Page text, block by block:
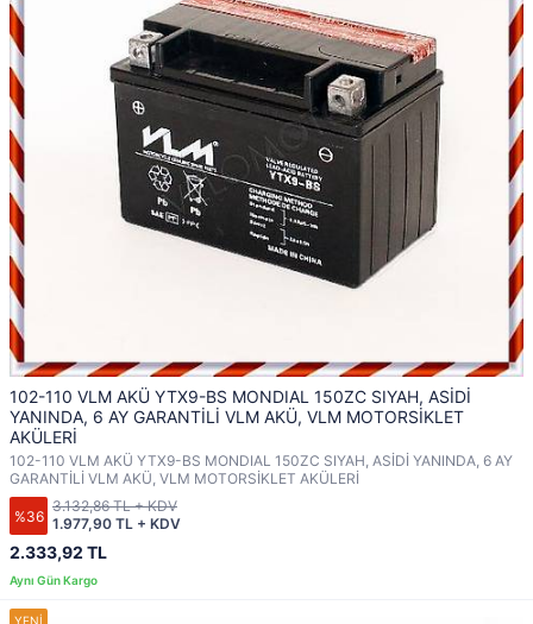
102-110 VLM AKÜ YTX9-BS MONDIAL 150ZC SIYAH, ASİDİ
YANINDA, 6 AY GARANTİLİ VLM AKÜ, VLM MOTORSİKLET
AKÜLERİ
102-110 VLM AKÜ YTX9-BS MONDIAL 150ZC SIYAH, ASİDİ YANINDA, 6 AY
GARANTİLİ VLM AKÜ, VLM MOTORSİKLET AKÜLERİ
%36
2.333,92 TL
1.977,90 TL + KDV
3.132,86 TL + KDV